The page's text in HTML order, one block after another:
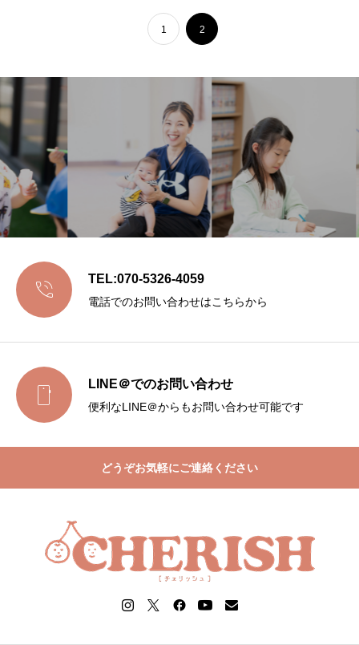
1 2
 TEL:070-5326-4059
電話でのお問い合わせはこちらから
 LINE＠でのお問い合わせ
便利なLINE＠からもお問い合わせ可能です
どうぞお気軽にご連絡ください